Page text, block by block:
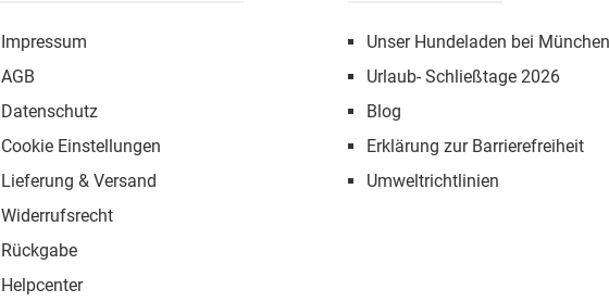
Impressum
AGB
Datenschutz
Cookie Einstellungen
Lieferung & Versand
Widerrufsrecht
Rückgabe
Helpcenter
Unser Hundeladen bei München
Urlaub- Schließtage 2026
Blog
Erklärung zur Barrierefreiheit
Umweltrichtlinien